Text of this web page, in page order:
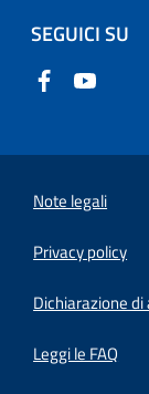
SEGUICI SU
Note legali
Privacy policy
Dichiarazione
Leggi le FAQ